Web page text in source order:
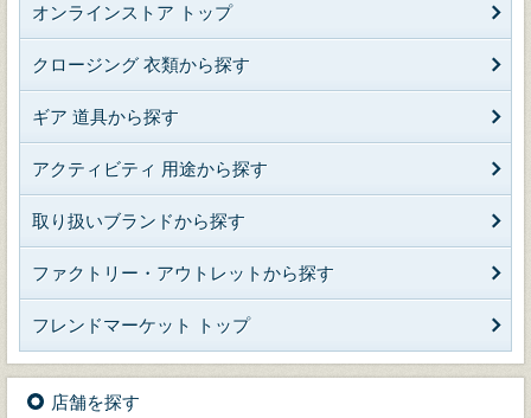
オンラインストア トップ
クロージング 衣類から探す
ギア 道具から探す
アクティビティ 用途から探す
取り扱いブランドから探す
ファクトリー・アウトレットから探す
フレンドマーケット トップ
店舗を探す